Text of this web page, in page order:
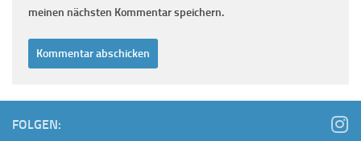
meinen nächsten Kommentar speichern.
FOLGEN: